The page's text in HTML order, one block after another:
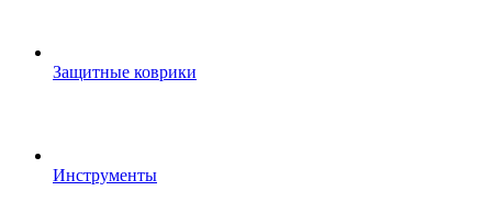
Защитные коврики
Инструменты